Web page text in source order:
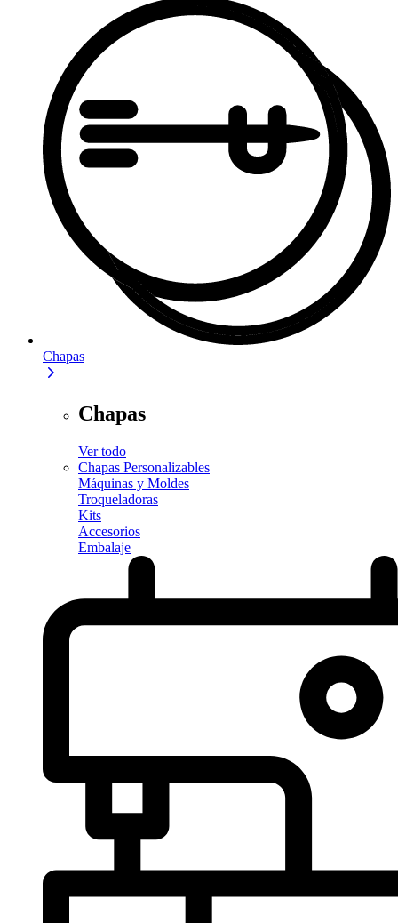
Chapas
Chapas
Ver todo
Chapas Personalizables
Máquinas y Moldes
Troqueladoras
Kits
Accesorios
Embalaje